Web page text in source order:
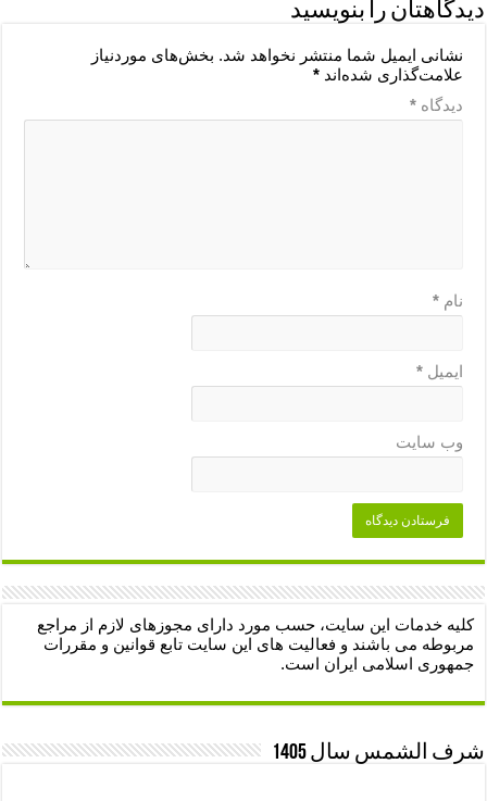
دیدگاهتان را بنویسید
نشانی ایمیل شما منتشر نخواهد شد. بخش‌های موردنیاز
علامت‌گذاری شده‌اند*
دیدگاه*
نام*
ایمیل*
وب‌ سایت
کلیه خدمات این سایت، حسب مورد دارای مجوزهای لازم از مراجع
مربوطه می باشند و فعالیت های این سایت تابع قوانین و مقررات
جمهوری اسلامی ایران است.
شرف الشمس سال 1405